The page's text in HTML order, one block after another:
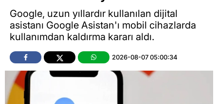
Google, uzun yıllardır kullanılan dijital
asistanı Google Asistan'ı mobil cihazlarda
kullanımdan kaldırma kararı aldı.
2026-08-07 05:00:34